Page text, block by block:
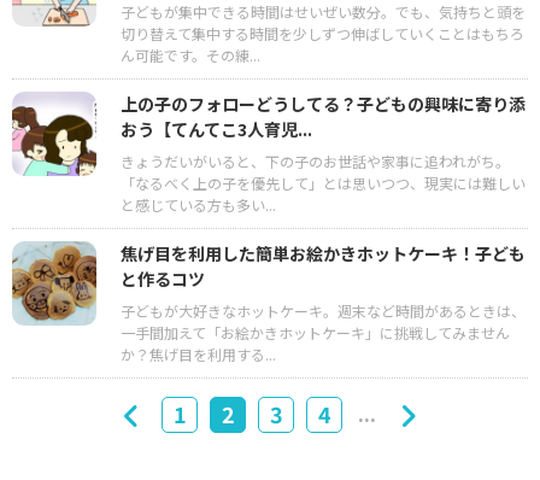
子どもが集中できる時間はせいぜい数分。でも、気持ちと頭を
切り替えて集中する時間を少しずつ伸ばしていくことはもちろ
ん可能です。その練...
上の子のフォローどうしてる？子どもの興味に寄り添
おう【てんてこ3人育児...
きょうだいがいると、下の子のお世話や家事に追われがち。
「なるべく上の子を優先して」とは思いつつ、現実には難しい
と感じている方も多い...
焦げ目を利用した簡単お絵かきホットケーキ！子ども
と作るコツ
子どもが大好きなホットケーキ。週末など時間があるときは、
一手間加えて「お絵かきホットケーキ」に挑戦してみません
か？焦げ目を利用する...
1 2 3 4 ...